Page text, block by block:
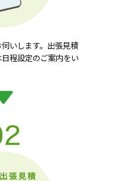
いします。出張見積
程設定のご案内をい